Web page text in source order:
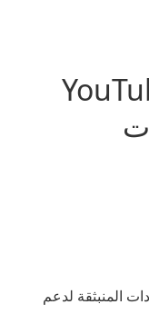
المنبثقة لدعم